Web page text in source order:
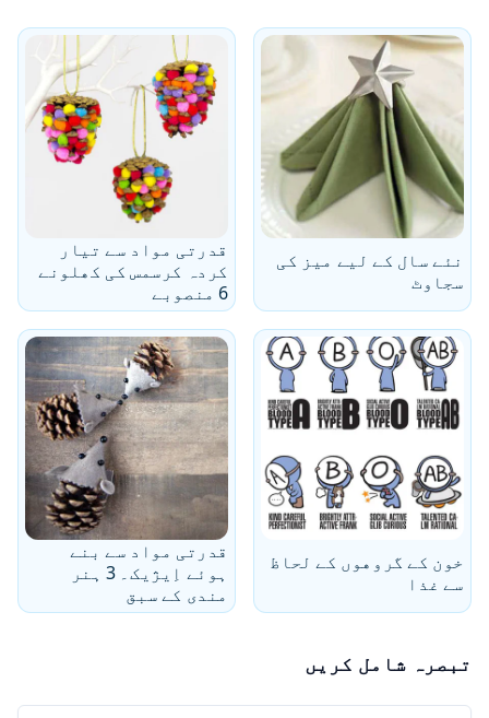
نئے سال کے لیے میز کی
سجاوٹ
قدرتی مواد سے تیار
کردہ کرسمس کی کھلونے
6 منصوبے
خون کے گروهوں کے لحاظ
سے غذا
قدرتی مواد سے بنے
ہوئے اِیژیک۔ 3 ہنر
مندی کے سبق
تبصرہ شامل کریں